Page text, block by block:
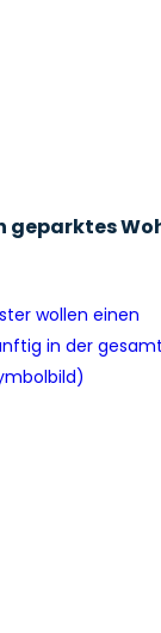
geparktes